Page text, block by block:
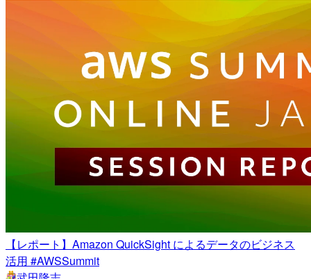
【レポート】Amazon QuickSight によるデータのビジネス
活用 #AWSSummit